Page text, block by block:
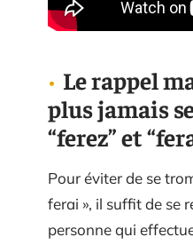
Le rappel
plus jamais
“ferez” et
Pour éviter de se
ferai », il suffit de se
personne qui